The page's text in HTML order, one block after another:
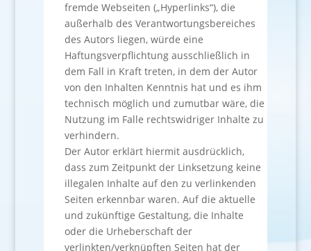
fremde Webseiten („Hyperlinks“), die
außerhalb des Verantwortungsbereiches
des Autors liegen, würde eine
Haftungsverpflichtung ausschließlich in
dem Fall in Kraft treten, in dem der Autor
von den Inhalten Kenntnis hat und es ihm
technisch möglich und zumutbar wäre, die
Nutzung im Falle rechtswidriger Inhalte zu
verhindern.
Der Autor erklärt hiermit ausdrücklich,
dass zum Zeitpunkt der Linksetzung keine
illegalen Inhalte auf den zu verlinkenden
Seiten erkennbar waren. Auf die aktuelle
und zukünftige Gestaltung, die Inhalte
oder die Urheberschaft der
verlinkten/verknüpften Seiten hat der